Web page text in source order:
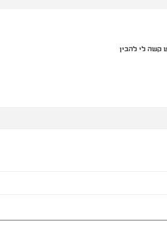
קשה לי להבין